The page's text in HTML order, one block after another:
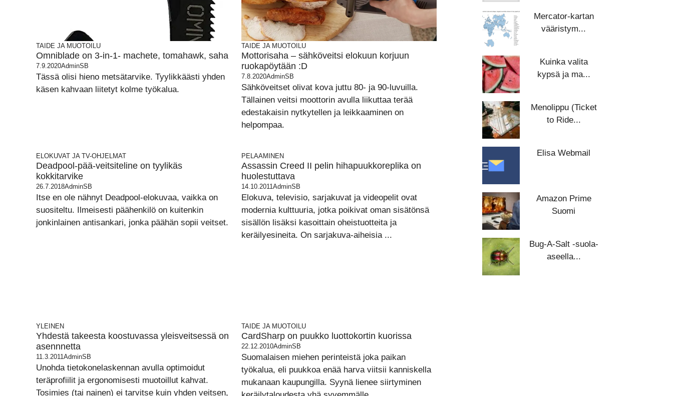
TAIDE JA MUOTOILU
Omniblade on 3-in-1- machete, tomahawk, saha
7.9.2020AdminSB
Tässä olisi hieno metsätarvike. Tyylikkäästi yhden
käsen kahvaan liitetyt kolme työkalua.
TAIDE JA MUOTOILU
Mottorisaha – sähköveitsi elokuun korjuun
ruokapöytään :D
7.8.2020AdminSB
Sähköveitset olivat kova juttu 80- ja 90-luvuilla.
Tällainen veitsi moottorin avulla liikuttaa terää
edestakaisin nytkytellen ja leikkaaminen on
helpompaa.
ELOKUVAT JA TV-OHJELMAT
Deadpool-pää-veitsiteline on tyylikäs
kokkitarvike
26.7.2018AdminSB
Itse en ole nähnyt Deadpool-elokuvaa, vaikka on
suositeltu. Ilmeisesti päähenkilö on kuitenkin
jonkinlainen antisankari, jonka päähän sopii veitset.
PELAAMINEN
Assassin Creed II pelin hihapuukkoreplika on
huolestuttava
14.10.2011AdminSB
Elokuva, televisio, sarjakuvat ja videopelit ovat
modernia kulttuuria, jotka poikivat oman sisätönsä
sisällön lisäksi kasoittain oheistuotteita ja
keräilyesineita. On sarjakuva-aiheisia ...
YLEINEN
Yhdestä takeesta koostuvassa yleisveitsessä on
asennnetta
11.3.2011AdminSB
Unohda tietokonelaskennan avulla optimoidut
teräprofiilit ja ergonomisesti muotoillut kahvat.
Tosimies (tai nainen) ei tarvitse kuin yhden veitsen,
TAIDE JA MUOTOILU
CardSharp on puukko luottokortin kuorissa
22.12.2010AdminSB
Suomalaisen miehen perinteistä joka paikan
työkalua, eli puukkoa enää harva viitsii kanniskella
mukanaan kaupungilla. Syynä lienee siirtyminen
Mercator-kartan
vääristym...
Kuinka valita
kypsä ja ma...
Menolippu (Ticket
to Ride...
Elisa Webmail
Amazon Prime
Suomi
Bug-A-Salt -suola-
aseella...